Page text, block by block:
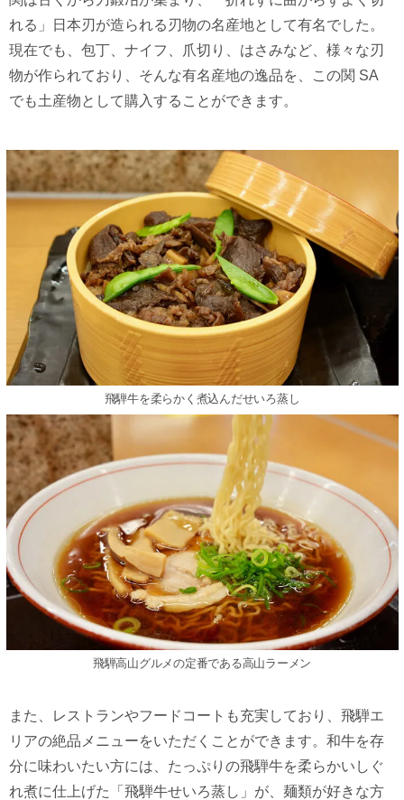
れる」⽇本刃が造られる刃物の名産地として有名でした。
現在でも、包丁、ナイフ、⽖切り、はさみなど、様々な刃
物が作られており、そんな有名産地の逸品を、この関 SA
でも⼟産物として購⼊することができます。
⾶騨⽜を柔らかく煮込んだせいろ蒸し
⾶騨⾼⼭グルメの定番である⾼⼭ラーメン
また、レストランやフードコートも充実しており、⾶騨エ
リアの絶品メニューをいただくことができます。和⽜を存
分に味わいたい⽅には、たっぷりの⾶騨⽜を柔らかいしぐ
れ煮に仕上げた「⾶騨⽜せいろ蒸し」が、麺類が好きな⽅